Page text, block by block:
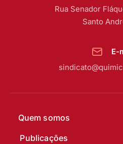
Quem somos
Publicações
Rua Senador
Santo
E-